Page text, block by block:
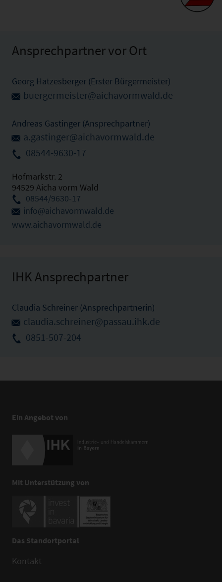
Ansprechpartner vor Ort
Georg Hatzesberger (Erster Bürgermeister)
buergermeister@aichavormwald.de
Andreas Gastinger (Ansprechpartner)
a.gastinger@aichavormwald.de
08544-9630-17
Hofmarkstr. 2
94529 Aicha vorm Wald
08544/9630-17
info@aichavormwald.de
www.aichavormwald.de
IHK Ansprechpartner
Claudia Schreiner (Ansprechpartnerin)
claudia.schreiner@passau.ihk.de
0851-507-204
Ein Angebot von
Mit Unterstützung von
Das Standortportal
Kontakt